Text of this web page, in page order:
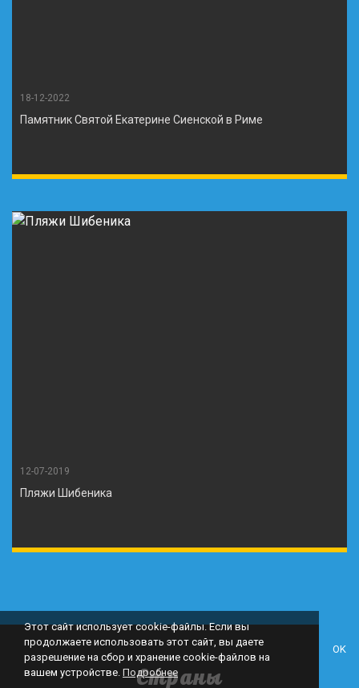
18-12-2022
Памятник Святой Екатерине Сиенской в Риме
12-07-2019
Пляжи Шибеника
Страны
Этот сайт использует cookie-файлы. Если вы
продолжаете использовать этот сайт, вы даете
разрешение на сбор и хранение cookie-файлов на
вашем устройстве. Подробнее
OK